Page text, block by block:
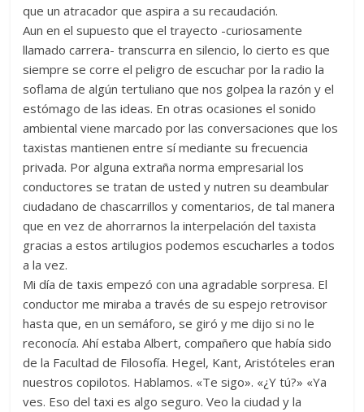
que un atracador que aspira a su recaudación.
Aun en el supuesto que el trayecto -curiosamente
llamado carrera- transcurra en silencio, lo cierto es que
siempre se corre el peligro de escuchar por la radio la
soflama de algún tertuliano que nos golpea la razón y el
estómago de las ideas. En otras ocasiones el sonido
ambiental viene marcado por las conversaciones que los
taxistas mantienen entre sí mediante su frecuencia
privada. Por alguna extraña norma empresarial los
conductores se tratan de usted y nutren su deambular
ciudadano de chascarrillos y comentarios, de tal manera
que en vez de ahorrarnos la interpelación del taxista
gracias a estos artilugios podemos escucharles a todos
a la vez.
Mi día de taxis empezó con una agradable sorpresa. El
conductor me miraba a través de su espejo retrovisor
hasta que, en un semáforo, se giró y me dijo si no le
reconocía. Ahí estaba Albert, compañero que había sido
de la Facultad de Filosofía. Hegel, Kant, Aristóteles eran
nuestros copilotos. Hablamos. «Te sigo». «¿Y tú?» «Ya
ves. Eso del taxi es algo seguro. Veo la ciudad y la